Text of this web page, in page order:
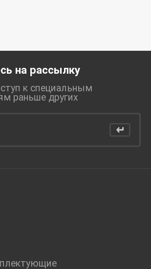
на рассылку
к специальным
раньше других